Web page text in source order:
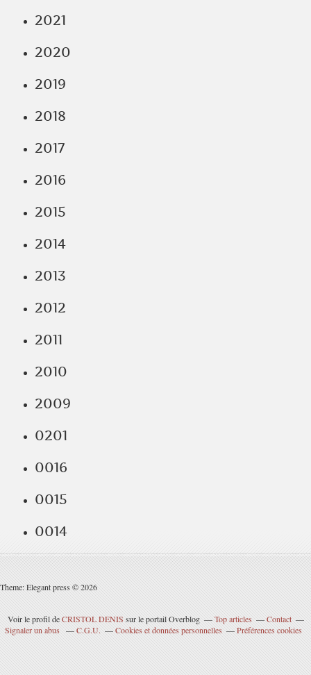
2021
2020
2019
2018
2017
2016
2015
2014
2013
2012
2011
2010
2009
0201
0016
0015
0014
Theme: Elegant press © 2026
Voir le profil deCRISTOL DENIS sur le portail Overblog Top articles
Contact
Signaler un abus
C.G.U. Cookies et données personnelles Préférences cookies